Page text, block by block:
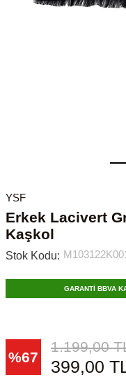
YSF
Erkek Lacivert
Kaşkol
Stok Kodu:
GARANTİ BBVA
%67
1.199,00
399,00 TL